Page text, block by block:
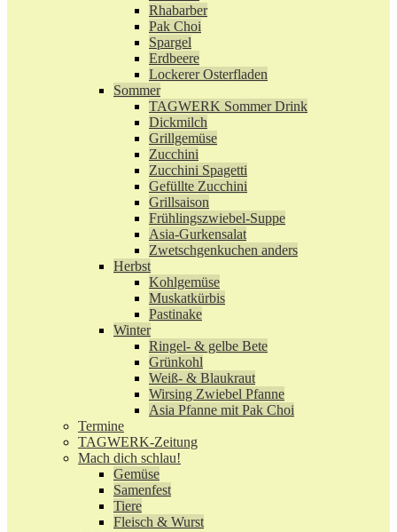
Rhabarber
Pak Choi
Spargel
Erdbeere
Lockerer Osterfladen
Sommer
TAGWERK Sommer Drink
Dickmilch
Grillgemüse
Zucchini
Zucchini Spagetti
Gefüllte Zucchini
Grillsaison
Frühlingszwiebel-Suppe
Asia-Gurkensalat
Zwetschgenkuchen anders
Herbst
Kohlgemüse
Muskatkürbis
Pastinake
Winter
Ringel- & gelbe Bete
Grünkohl
Weiß- & Blaukraut
Wirsing Zwiebel Pfanne
Asia Pfanne mit Pak Choi
Termine
TAGWERK-Zeitung
Mach dich schlau!
Gemüse
Samenfest
Tiere
Fleisch & Wurst